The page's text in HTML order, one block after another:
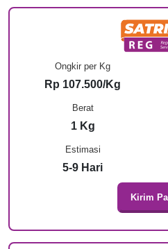
Ongkir per Kg
Rp 107.500/Kg
Berat
1 Kg
Estimasi
5-9 Hari
Kirim